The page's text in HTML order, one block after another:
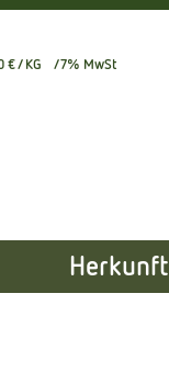
€/ KG 7% MwSt
Herkunft